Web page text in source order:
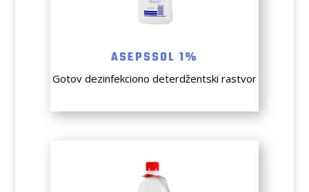
ASEPSSOL 1%
Gotov dezinfekciono deterdžentski rastvor